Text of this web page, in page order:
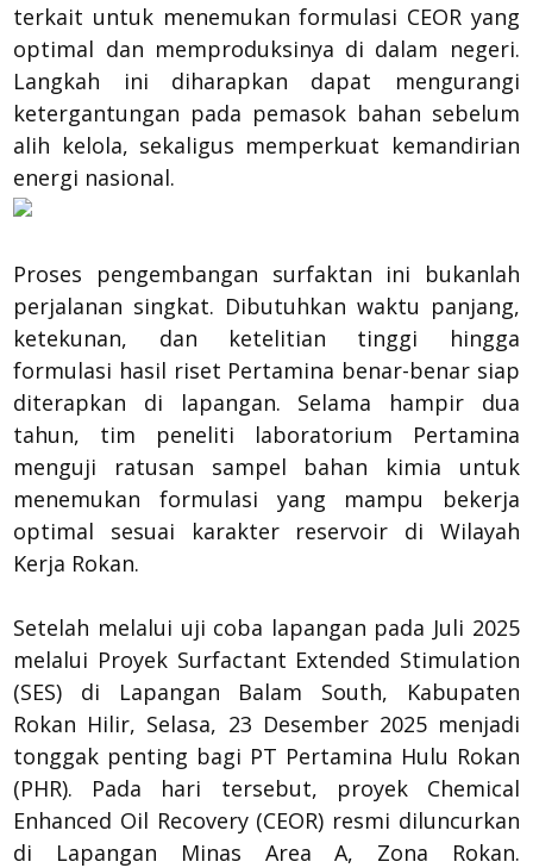
terkait untuk menemukan formulasi CEOR yang
optimal dan memproduksinya di dalam negeri.
Langkah ini diharapkan dapat mengurangi
ketergantungan pada pemasok bahan sebelum
alih kelola, sekaligus memperkuat kemandirian
energi nasional.
Proses pengembangan surfaktan ini bukanlah
perjalanan singkat. Dibutuhkan waktu panjang,
ketekunan, dan ketelitian tinggi hingga
formulasi hasil riset Pertamina benar-benar siap
diterapkan di lapangan. Selama hampir dua
tahun, tim peneliti laboratorium Pertamina
menguji ratusan sampel bahan kimia untuk
menemukan formulasi yang mampu bekerja
optimal sesuai karakter reservoir di Wilayah
Kerja Rokan.
Setelah melalui uji coba lapangan pada Juli 2025
melalui Proyek Surfactant Extended Stimulation
(SES) di Lapangan Balam South, Kabupaten
Rokan Hilir, Selasa, 23 Desember 2025 menjadi
tonggak penting bagi PT Pertamina Hulu Rokan
(PHR). Pada hari tersebut, proyek Chemical
Enhanced Oil Recovery (CEOR) resmi diluncurkan
di Lapangan Minas Area A, Zona Rokan.